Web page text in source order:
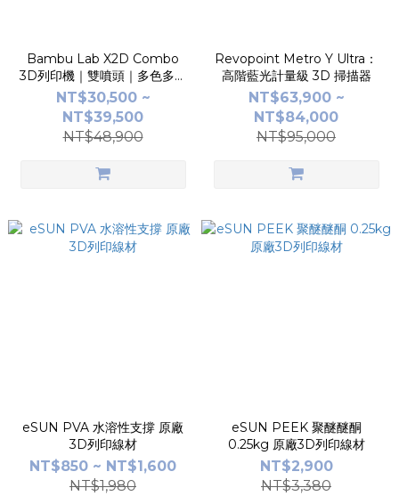
Bambu Lab X2D Combo
3D列印機｜雙噴頭｜多色多材
料｜AMS 2 Pro｜封閉恆溫艙
NT$30,500 ~
NT$39,500
NT$48,900
Revopoint Metro Y Ultra：
高階藍光計量級 3D 掃描器
NT$63,900 ~
NT$84,000
NT$95,000
eSUN PVA 水溶性支撐 原廠
3D列印線材
NT$850 ~ NT$1,600
NT$1,980
eSUN PEEK 聚醚醚酮
0.25kg 原廠3D列印線材
NT$2,900
NT$3,380